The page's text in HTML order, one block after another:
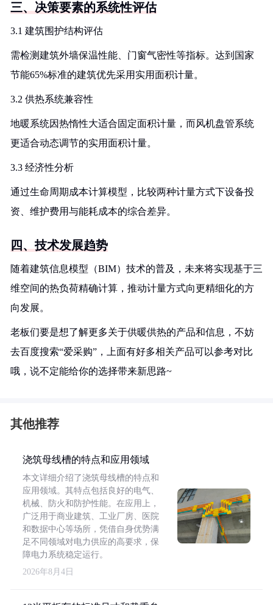
三、决策要素的系统性评估
3.1 建筑围护结构评估
需检测建筑外墙保温性能、门窗气密性等指标。达到国家
节能65%标准的建筑优先采用实用面积计量。
3.2 供热系统兼容性
地暖系统因热惰性大适合固定面积计量，而风机盘管系统
更适合动态调节的实用面积计量。
3.3 经济性分析
通过生命周期成本计算模型，比较两种计量方式下设备投
资、维护费用与能耗成本的综合差异。
四、技术发展趋势
随着建筑信息模型（BIM）技术的普及，未来将实现基于三
维空间的热负荷精确计算，推动计量方式向更精细化的方
向发展。
老板们要是想了解更多关于供暖供热的产品和信息，不妨
去百度搜索“爱采购”，上面有好多相关产品可以参考对比
哦，说不定能给你的选择带来新思路~
其他推荐
浇筑母线槽的特点和应用领域
本文详细介绍了浇筑母线槽的特点和
应用领域。其特点包括良好的电气、
机械、防火和防护性能。在应用上，
广泛用于商业建筑、工业厂房、医院
和数据中心等场所，凭借自身优势满
足不同领域对电力供应的高要求，保
障电力系统稳定运行。
2026年8月4日